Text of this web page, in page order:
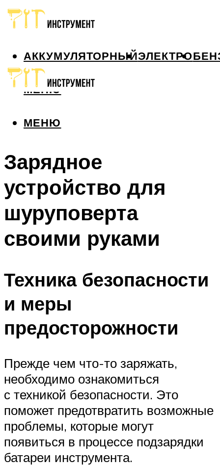
АККУМУЛЯТОРНЫЙЭЛЕКТРО
МЕНЮ
МЕНЮ
Зарядное
устройство для
шуруповерта
своими руками
Техника безопасности
и меры
предосторожности
Прежде чем что-то заряжать,
необходимо ознакомиться
с техникой безопасности. Это
поможет предотвратить возможные
проблемы, которые могут
появиться в процессе подзарядки
батареи инструмента.